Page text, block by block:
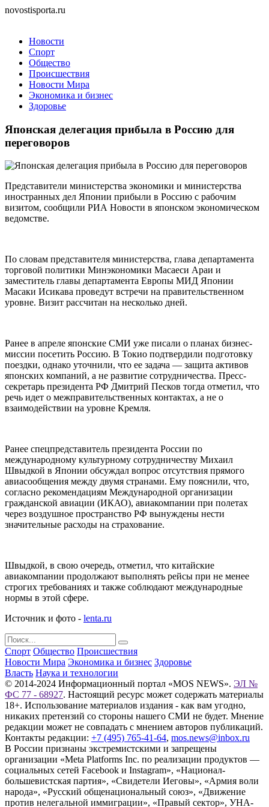
novostisporta.ru
Новости
Спорт
Общество
Происшествия
Новости Мира
Экономика и бизнес
Здоровье
Японская делегация прибыла в Россию для
переговоров
Представители министерства экономики и министерства
иностранных дел Японии прибыли в Россию с рабочим
визитом, сообщили РИА Новости в японском экономическом
ведомстве.
По словам представителя министерства, глава департамента
торговой политики Минэкономики Масаеси Араи и
заместитель главы департамента Европы МИД Японии
Масаки Исикава проведут встречи на правительственном
уровне. Визит рассчитан на несколько дней.
Ранее в апреле японские СМИ уже писали о планах бизнес-
миссии посетить Россию. В Токио подтвердили подготовку
поездки, однако уточнили, что ее задача — защита активов
японских компаний, а не развитие сотрудничества. Пресс-
секретарь президента РФ Дмитрий Песков тогда отметил, что
речь идет о межправительственных контактах, а не о
взаимодействии на уровне Кремля.
Ранее спецпредставитель президента России по
международному культурному сотрудничеству Михаил
Швыдкой в Японии обсуждал вопрос отсутствия прямого
авиасообщения между двумя странами. Ему пояснили, что,
согласно рекомендациям Международной организации
гражданской авиации (ИКАО), авиакомпании при полетах
через воздушное пространство РФ вынуждены нести
значительные расходы на страхование.
Швыдкой, в свою очередь, отметил, что китайские
авиакомпании продолжают выполнять рейсы при не менее
строгих требованиях и также соблюдают международные
нормы в этой сфере.
Источник и фото - lenta.ru
Спорт Общество Происшествия
Новости Мира Экономика и бизнес Здоровье
Власть Наука и технологии
© 2014-2024 Информационный портал «MOS NEWS». ЭЛ №
ФС 77 - 68927. Настоящий ресурс может содержать материалы
18+. Использование материалов издания - как вам угодно,
никаких претензий со стороны нашего СМИ не будет. Мнение
редакции может не совпадать с мнением авторов публикаций.
Контакты редакции: +7 (495) 765-41-64, mos.news@inbox.ru
В России признаны экстремистскими и запрещены
организации «Meta Platforms Inc. по реализации продуктов —
социальных сетей Facebook и Instagram», «Национал-
большевистская партия», «Свидетели Иеговы», «Армия воли
народа», «Русский общенациональный союз», «Движение
против нелегальной иммиграции», «Правый сектор», УНА-